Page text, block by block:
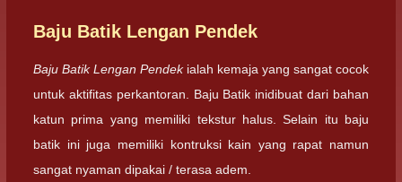
Baju Batik Lengan Pendek
Baju Batik Lengan Pendek ialah kemaja yang sangat cocok
untuk aktifitas perkantoran. Baju Batik inidibuat dari bahan
katun prima yang memiliki tekstur halus. Selain itu baju
batik ini juga memiliki kontruksi kain yang rapat namun
sangat nyaman dipakai / terasa adem.